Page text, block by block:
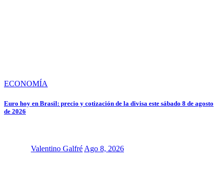
ECONOMÍA
Euro hoy en Brasil: precio y cotización de la divisa este sábado 8 de agosto
de 2026
Valentino Galfré Ago 8, 2026